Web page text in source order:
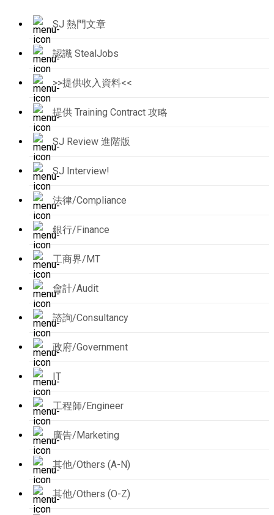
SJ 熱門文章
認識 StealJobs
>>提供收入資料<<
提供 Training Contract 攻略
SJ Review 進階版
SJ Interview!
法律/Compliance
銀行/Finance
工商界/MT
會計/Audit
諮詢/Consultancy
政府/Government
IT
工程師/Engineer
廣告/Marketing
其他/Others (A-N)
其他/Others (O-Z)